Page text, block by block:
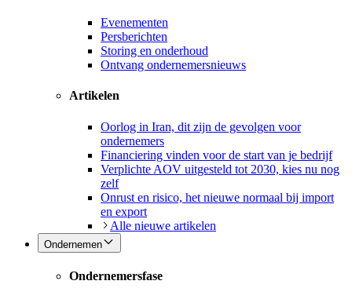
Evenementen
Persberichten
Storing en onderhoud
Ontvang ondernemersnieuws
Artikelen
Oorlog in Iran, dit zijn de gevolgen voor
ondernemers
Financiering vinden voor de start van je bedrijf
Verplichte AOV uitgesteld tot 2030, kies nu nog
zelf
Onrust en risico, het nieuwe normaal bij import
en export
Alle nieuwe artikelen
Ondernemen
Ondernemersfase